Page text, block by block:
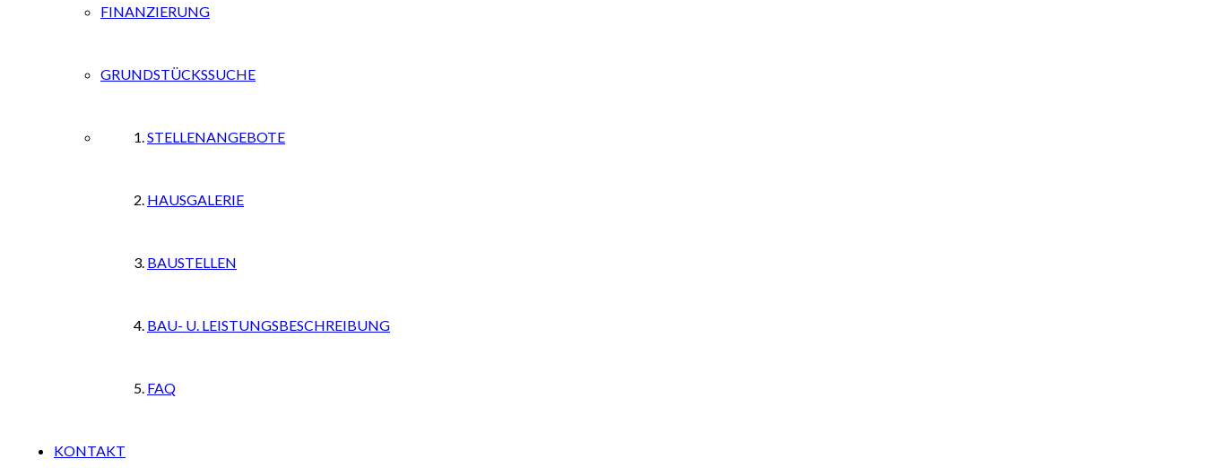
FINANZIERUNG
GRUNDSTÜCKSSUCHE
STELLENANGEBOTE
HAUSGALERIE
BAUSTELLEN
BAU- U. LEISTUNGSBESCHREIBUNG
FAQ
KONTAKT